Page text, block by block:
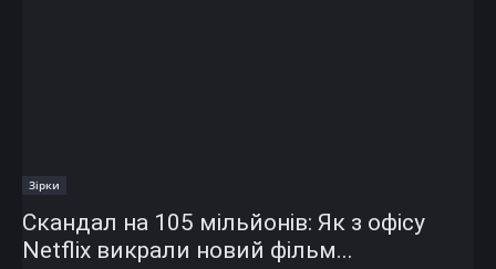
Зірки
Скандал на 105 мільйонів: Як з офісу
Netflix викрали новий фільм...